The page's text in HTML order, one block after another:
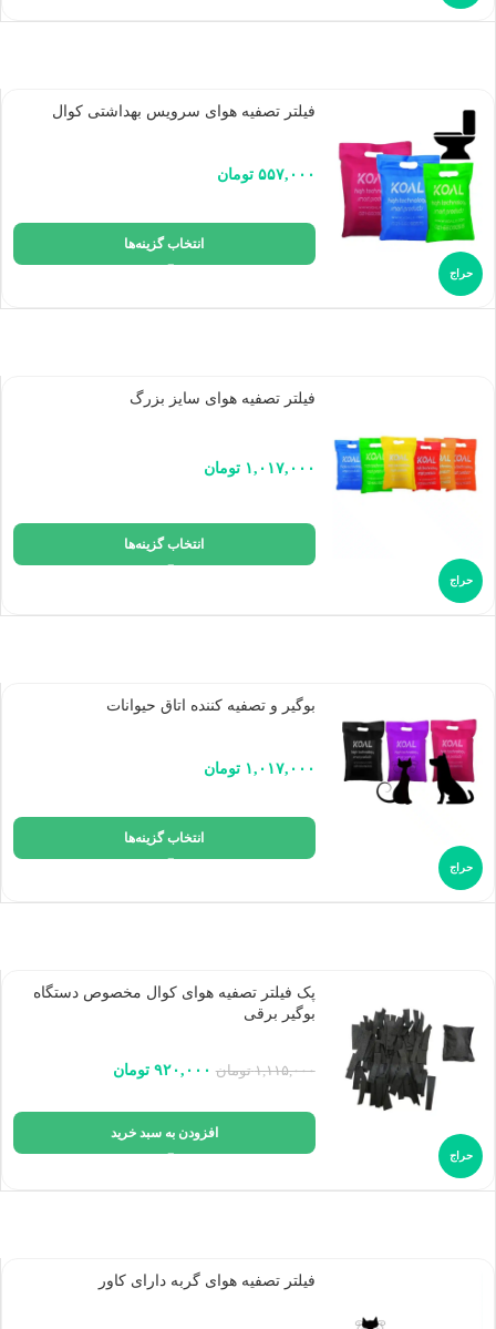
حراج
فیلتر تصفیه هوای سرویس بهداشتی کوال
۵۵۷,۰۰۰ تومان
انتخاب گزینه‌ها
حراج
فیلتر تصفیه هوای سایز بزرگ
۱,۰۱۷,۰۰۰ تومان
انتخاب گزینه‌ها
حراج
بوگیر و تصفیه کننده اتاق حیوانات
۱,۰۱۷,۰۰۰ تومان
انتخاب گزینه‌ها
حراج
پک فیلتر تصفیه هوای کوال مخصوص دستگاه
بوگیر برقی
۱,۱۱۵,۰۰۰ تومان ۹۲۰,۰۰۰ تومان
افزودن به سبد خرید
فیلتر تصفیه هوای گربه دارای کاور